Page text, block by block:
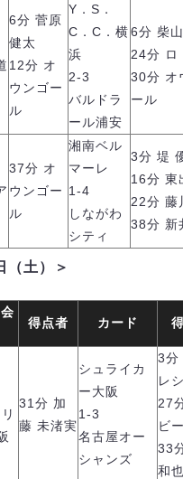
オーレ仙台
水戸FC
ヴィア葛飾
C．C．横浜
ドール白山
ミーナ浜松
神戸
ド浜田
ルスマイル新居浜
6分 菅原
健太
12分 オ
ウンゴー
ル
Y．S．
C．C．横
浜
2-3
バルドラ
ール浦安
6分 柴
24分 ロ
30分 オ
ール
37分 オ
ウンゴー
ル
湘南ベル
マーレ
1-4
しながわ
シティ
3分 堤
16分 東
22分 藤
38分 新
（土）＞
得点者 カード
31分 加
藤 未渚実
シュライカ
ー大阪
1-3
名古屋オー
シャンズ
3分
レ
27
ビ
33
和也